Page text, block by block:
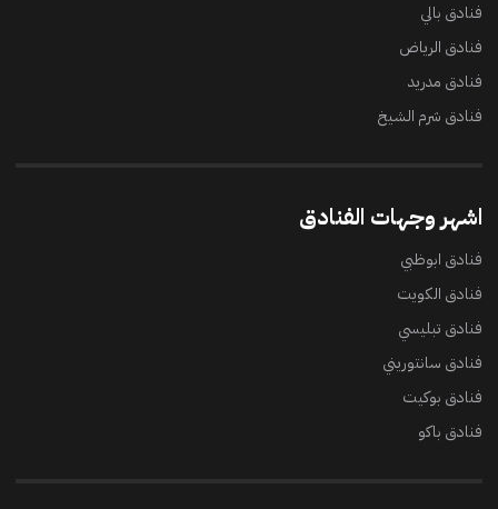
فنادق بالي
فنادق الرياض
فنادق مدريد
فنادق شرم الشيخ
اشهر وجهات الفنادق
فنادق ابوظبي
فنادق الكويت
فنادق تبليسي
فنادق سانتوريني
فنادق بوكيت
فنادق باكو